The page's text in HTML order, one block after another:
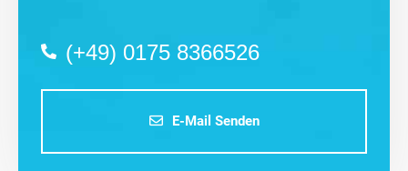
(+49) 0175 8366526
E-Mail Senden